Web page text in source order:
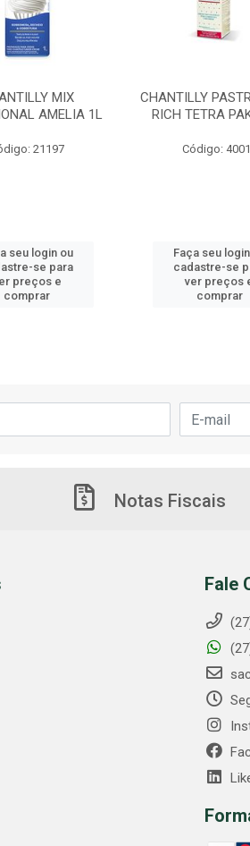
MIX
AMELIA 1L
21197
seu login ou
se para
preços e
comprar
CHANTILLY
RICH TETRA
Código:
Faça seu
cadastre-se
ver preços
comprar
Notas Fiscais
Fale